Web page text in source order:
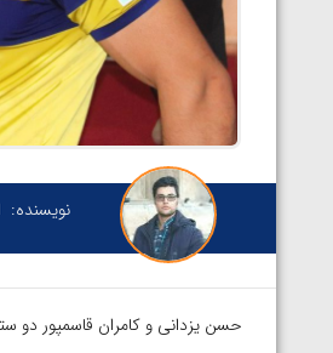
نویسنده:
حسن یزدانی و کامران قاسمپور دو